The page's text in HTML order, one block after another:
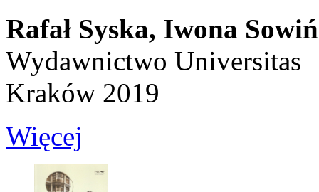
Rafał Syska, Iwona
Wydawnictwo Universitas
Kraków 2019
Więcej